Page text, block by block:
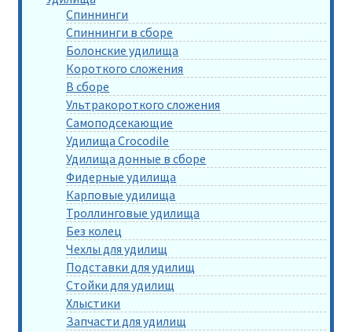
Спиннинги
Спиннинги в сборе
Болонские удилища
Короткого сложения
В сборе
Ультракороткого сложения
Самоподсекающие
Удилища Crocodile
Удилища донные в сборе
Фидерные удилища
Карповые удилища
Троллинговые удилища
Без колец
Чехлы для удилищ
Подставки для удилищ
Стойки для удилищ
Хлыстики
Запчасти для удилищ